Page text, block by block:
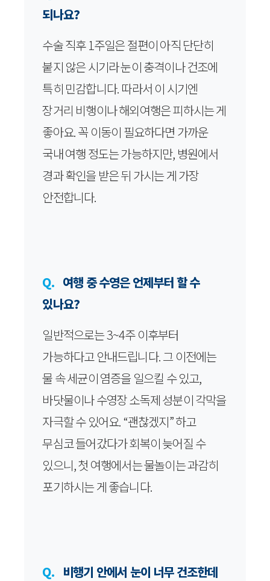
되나요?
수술 직후 1주일은 절편이 아직 단단히
붙지 않은 시기라 눈이 충격이나 건조에
특히 민감합니다. 따라서 이 시기엔
장거리 비행이나 해외여행은 피하시는 게
좋아요. 꼭 이동이 필요하다면 가까운
국내 여행 정도는 가능하지만, 병원에서
경과 확인을 받은 뒤 가시는 게 가장
안전합니다.
Q. 여행 중 수영은 언제부터 할 수
있나요?
일반적으로는 3~4주 이후부터
가능하다고 안내드립니다. 그 이전에는
물 속 세균이 염증을 일으킬 수 있고,
바닷물이나 수영장 소독제 성분이 각막을
자극할 수 있어요. “괜찮겠지” 하고
무심코 들어갔다가 회복이 늦어질 수
있으니, 첫 여행에서는 물놀이는 과감히
포기하시는 게 좋습니다.
Q. 비행기 안에서 눈이 너무 건조한데